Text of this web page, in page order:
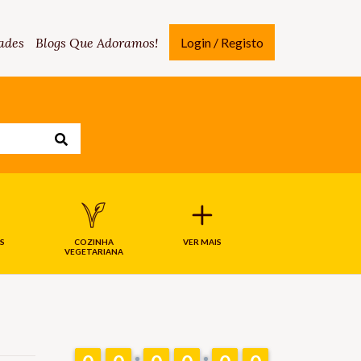
Blogs Que Adoramos! Login / Registo
COZINHA
VEGETARIANA
VER MAIS